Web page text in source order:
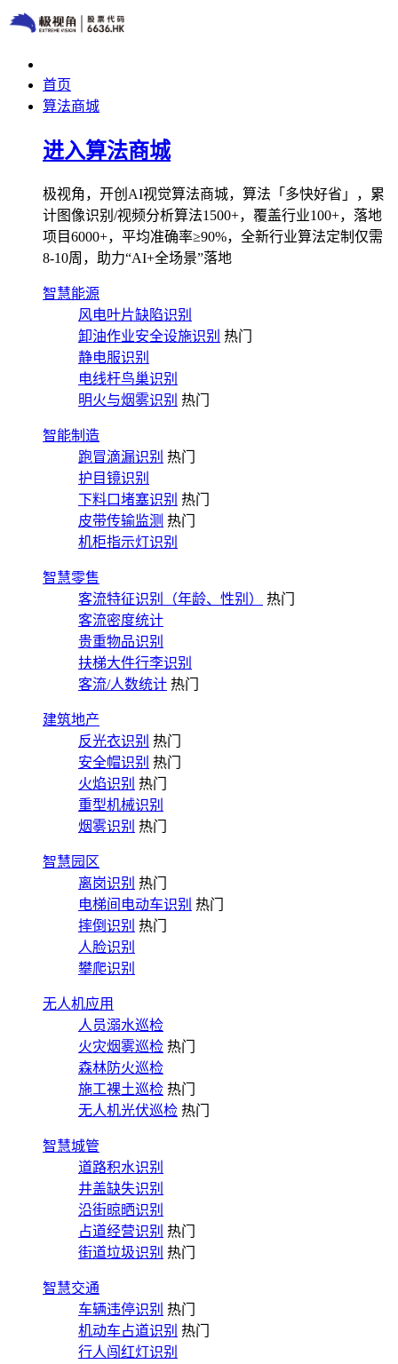
首页
算法商城
进入算法商城
极视角，开创AI视觉算法商城，算法「多快好省」，累
计图像识别/视频分析算法1500+，覆盖行业100+，落地
项目6000+，平均准确率≥90%，全新行业算法定制仅需
8-10周，助力“AI+全场景”落地
智慧能源
风电叶片缺陷识别
卸油作业安全设施识别 热门
静电服识别
电线杆鸟巢识别
明火与烟雾识别 热门
智能制造
跑冒滴漏识别 热门
护目镜识别
下料口堵塞识别 热门
皮带传输监测 热门
机柜指示灯识别
智慧零售
客流特征识别（年龄、性别）
热门
客流密度统计
贵重物品识别
扶梯大件行李识别
客流/人数统计 热门
建筑地产
反光衣识别 热门
安全帽识别 热门
火焰识别 热门
重型机械识别
烟雾识别 热门
智慧园区
离岗识别 热门
电梯间电动车识别 热门
摔倒识别 热门
人脸识别
攀爬识别
无人机应用
人员溺水巡检
火灾烟雾巡检 热门
森林防火巡检
施工裸土巡检 热门
无人机光伏巡检 热门
智慧城管
道路积水识别
井盖缺失识别
沿街晾晒识别
占道经营识别 热门
街道垃圾识别 热门
智慧交通
车辆违停识别 热门
机动车占道识别 热门
行人闯红灯识别